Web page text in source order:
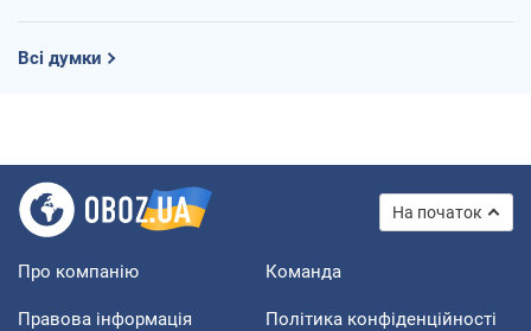
Всі думки
На початок
Про компанію Команда
Правова інформація Політика конфіденційності